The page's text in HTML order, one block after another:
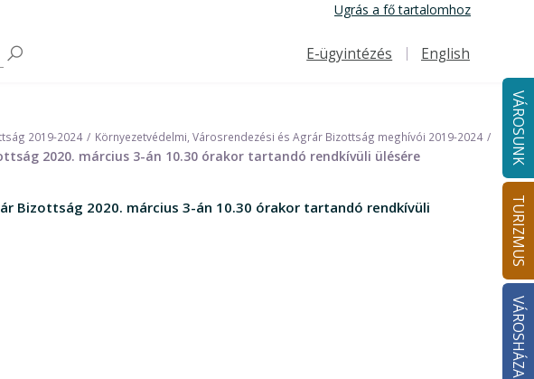
Ugrás a fő tartalomhoz
Felső navigáció
E-ügyintézés English
VÁROSUNK
TURIZMUS
VÁROSHÁZA
2019-2024 Környezetvédelmi, Városrendezési és Agrár Bizottság meghívói 2019-2024
2020. március 3-án 10.30 órakor tartandó rendkívüli ülésére
Bizottság 2020. március 3-án 10.30 órakor tartandó rendkívüli